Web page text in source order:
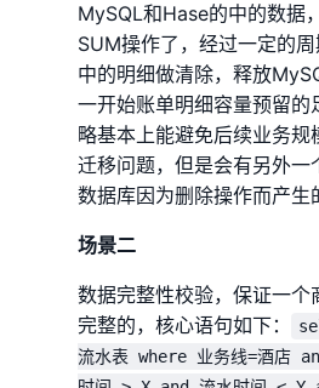
MySQL和Hase的中的数据
SUM操作了，经过一定的
中的明细做清除，释放
一开始账单明细容量预留的
略基本上能避免后续业务
迁移问题，但是会有另外一
数据库因为删除操作而产生
场景二
数据完整性校验，保证一个
完整的，核心语句如下：
流水表 where 业务线=酒店